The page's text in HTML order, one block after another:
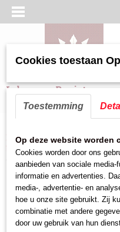
Inloggen Registreren
Home>Keuken hulpmiddelen>
bakerynorm
Cookies toestaan
Toestemming
Op deze website worden
Cookies worden door ons
aanbieden van sociale
informatie en advertenties.
media-, advertentie- en
hoe u onze site gebruikt. Zij
combinatie met andere
door uw gebruik van hun